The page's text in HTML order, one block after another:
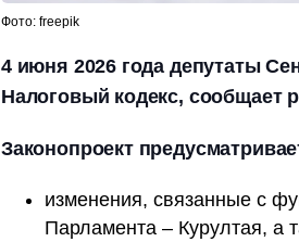
Фото: freepik
4 июня 2026 года депутаты
Налоговый кодекс, сообщает
Законопроект
изменения, связанные с
Парламента – Курултая, а